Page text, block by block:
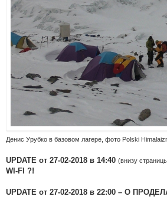
Денис Урубко в базовом лагере, фото Polski
UPDATE от 27-02-2018 в 14:40 (внизу
WI-FI ?!
UPDATE от 27-02-2018 в 22:00 – О